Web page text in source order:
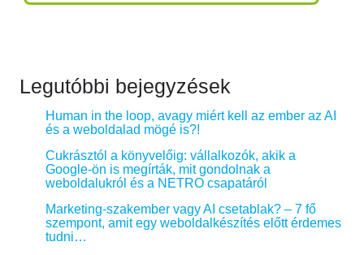
Legutóbbi bejegyzések
Human in the loop, avagy miért kell az ember az AI
és a weboldalad mögé is?!
Cukrásztól a könyvelőig: vállalkozók, akik a
Google-ön is megírták, mit gondolnak a
weboldalukról és a NETRO csapatáról
Marketing-szakember vagy AI csetablak? – 7 fő
szempont, amit egy weboldalkészítés előtt érdemes
tudni…